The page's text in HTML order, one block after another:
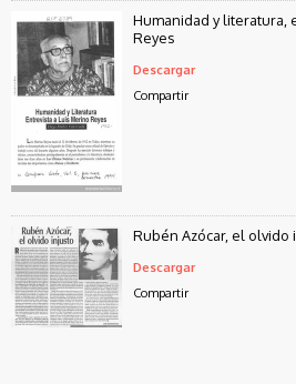
Humanidad y literatura,
Reyes
Descargar
Compartir
Rubén Azócar, el olvido
Descargar
Compartir